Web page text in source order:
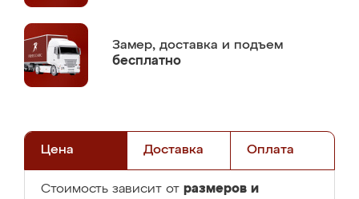
Замер, доставка и подъем
бесплатно
Цена Доставка Оплата
Стоимость зависит от размеров и